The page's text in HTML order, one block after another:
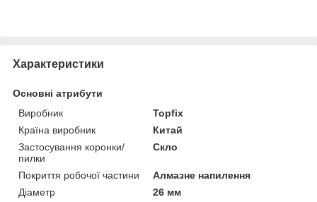
Характеристики
Основні атрибути
Виробник
Topfix
Країна виробник
Китай
Застосування коронки/
пилки
Скло
Покриття робочої частини
Алмазне напилення
Діаметр
26 мм